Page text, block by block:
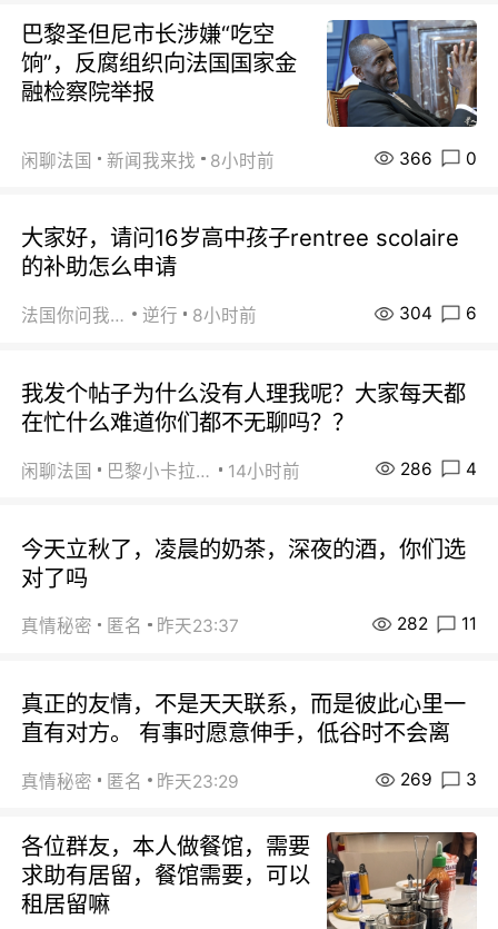
巴黎圣但尼市长涉嫌“吃空
饷”，反腐组织向法国国家金
融检察院举报
闲聊法国 新闻我来找 8小时前 366 0
大家好，请问16岁高中孩子rentree scolaire
的补助怎么申请
法国你问我答 逆行 8小时前 304 6
我发个帖子为什么没有人理我呢？大家每天都
在忙什么难道你们都不无聊吗？？
闲聊法国 巴黎小卡拉咪 14小时前 286 4
今天立秋了，凌晨的奶茶，深夜的酒，你们选
对了吗
真情秘密 匿名 昨天23:37 282 11
真正的友情，不是天天联系，而是彼此心里一
直有对方。 有事时愿意伸手，低谷时不会离
真情秘密 匿名 昨天23:29 269 3
各位群友，本人做餐馆，需要
求助有居留，餐馆需要，可以
租居留嘛